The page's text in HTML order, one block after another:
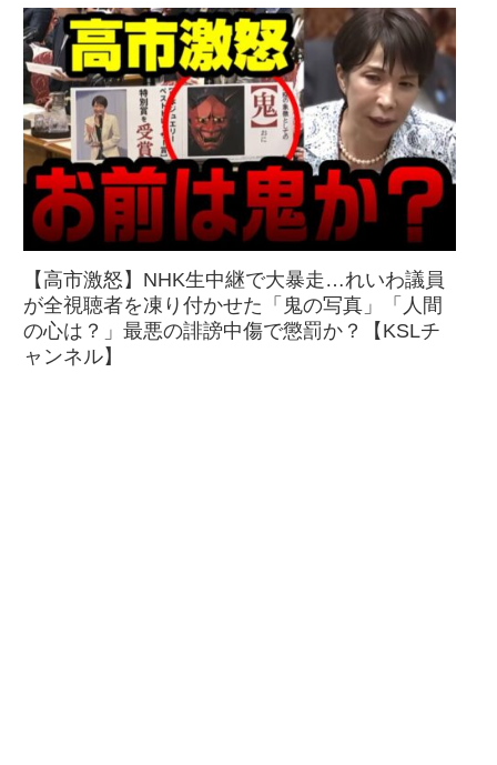
【高市激怒】NHK生中継で大暴走…れいわ議員
が全視聴者を凍り付かせた「鬼の写真」「人間
の心は？」最悪の誹謗中傷で懲罰か？【KSLチ
ャンネル】